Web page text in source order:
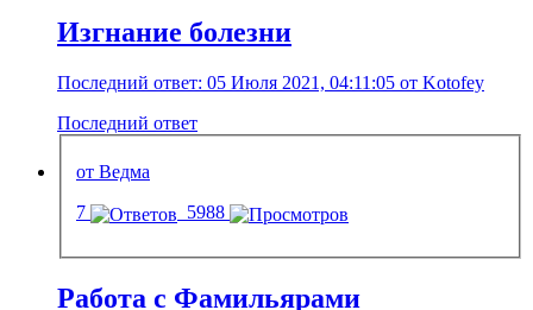
Изгнание болезни
Последний ответ: 05 Июля 2021, 04:11:05 от Kotofey
Последний ответ
от Ведма
7
5988
Работа с Фамильярами